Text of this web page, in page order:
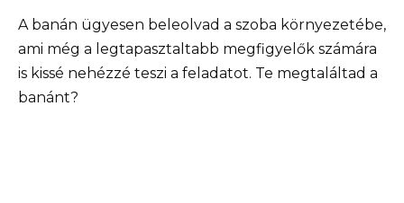
A banán ügyesen beleolvad a szoba környezetébe,
ami még a legtapasztaltabb megfigyelők számára
is kissé nehézzé teszi a feladatot. Te megtaláltad a
banánt?